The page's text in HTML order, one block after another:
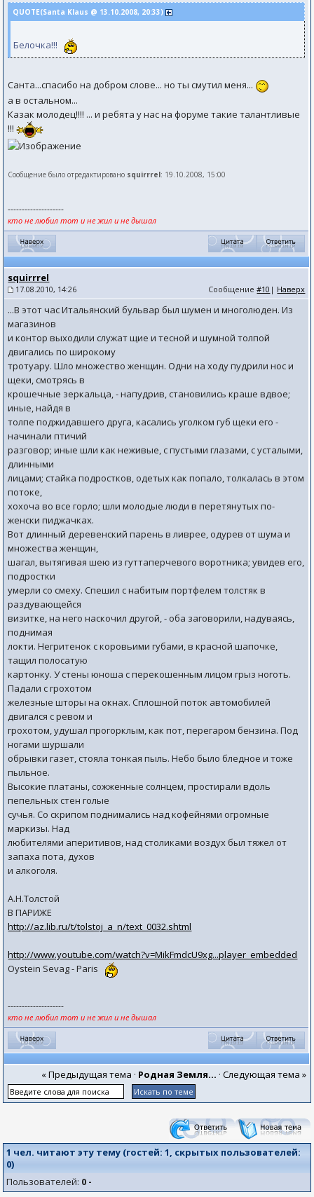
QUOTE(Santa Klaus @ 13.10.2008, 20:33)
Белочка!!!
Санта...спасибо на добром слове... но ты смутил меня...
а в остальном...
Казак молодец!!!! ... и ребята у нас на форуме такие талантливые
!!!
Сообщение было отредактировано squirrrel: 19.10.2008, 15:00
--------------------
кто не любил тот и не жил и не дышал
squirrrel
17.08.2010, 14:26 Сообщение#10 | Наверх
...В этот час Итальянский бульвар был шумен и многолюден. Из
магазинов
и контор выходили служат щие и тесной и шумной толпой
двигались по широкому
тротуару. Шло множество женщин. Одни на ходу пудрили нос и
щеки, смотрясь в
крошечные зеркальца, - напудрив, становились краше вдвое;
иные, найдя в
толпе поджидавшего друга, касались уголком губ щеки его -
начинали птичий
разговор; иные шли как неживые, с пустыми глазами, с усталыми,
длинными
лицами; стайка подростков, одетых как попало, толкалась в этом
потоке,
хохоча во все горло; шли молодые люди в перетянутых по-
женски пиджачках.
Вот длинный деревенский парень в ливрее, одурев от шума и
множества женщин,
шагал, вытягивая шею из гуттаперчевого воротника; увидев его,
подростки
умерли со смеху. Спешил с набитым портфелем толстяк в
раздувающейся
визитке, на него наскочил другой, - оба заговорили, надуваясь,
поднимая
локти. Негритенок с коровьими губами, в красной шапочке,
тащил полосатую
картонку. У стены юноша с перекошенным лицом грыз ноготь.
Падали с грохотом
железные шторы на окнах. Сплошной поток автомобилей
двигался с ревом и
грохотом, удушал прогорклым, как пот, перегаром бензина. Под
ногами шуршали
обрывки газет, стояла тонкая пыль. Небо было бледное и тоже
пыльное.
Высокие платаны, сожженные солнцем, простирали вдоль
пепельных стен голые
сучья. Со скрипом поднимались над кофейнями огромные
маркизы. Над
любителями аперитивов, над столиками воздух был тяжел от
запаха пота, духов
и алкоголя.
А.Н.Толстой
В ПАРИЖЕ
http://az.lib.ru/t/tolstoj_a_n/text_0032.shtml
http://www.youtube.com/watch?v=MikFmdcU9xg...player_embedded
Oystein Sevag - Paris
--------------------
кто не любил тот и не жил и не дышал
« Предыдущая тема · Родная Земля... · Следующая тема »
1 чел. читают эту тему (гостей:1, скрытых пользователей:
0)
Пользователей: 0 -